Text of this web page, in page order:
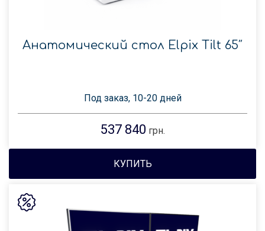
Анатомический стол Elpix Tilt 65″
Под заказ, 10-20 дней
537 840 грн.
КУПИТЬ